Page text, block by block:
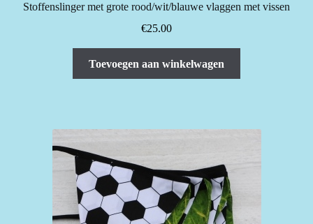
Stoffenslinger met grote rood/wit/blauwe vlaggen met vissen
€25.00
Toevoegen aan winkelwagen